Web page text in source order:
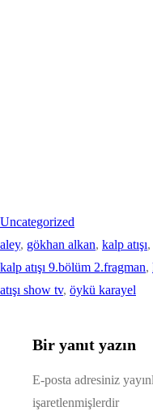
Uncategorized
aley, gökhan alkan, kalp atışı,
kalp atışı 9.bölüm 2.fragman,
atışı show tv, öykü karayel
Bir yanıt yazın
E-posta adresiniz
işaretlenmişlerdir